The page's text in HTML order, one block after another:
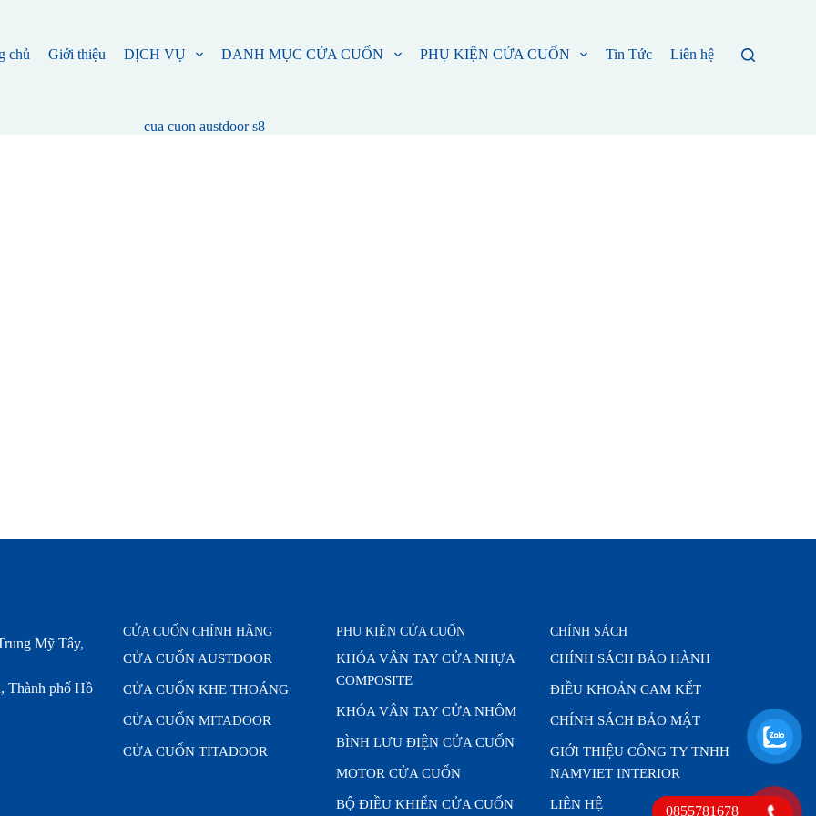
chủ Giới thiệu DỊCH VỤ DANH MỤC CỬA CUỐN PHỤ KIỆN CỬA CUỐN Tin Tức Liên hệ
cua cuon austdoor s8
Mỹ Tây,
Thành phố Hồ
CỬA CUỐN CHÍNH HÃNG
CỬA CUỐN AUSTDOOR
CỬA CUỐN KHE THOÁNG
CỬA CUỐN MITADOOR
CỬA CUỐN TITADOOR
PHỤ KIỆN CỬA CUỐN
KHÓA VÂN TAY CỬA NHỰA
COMPOSITE
KHÓA VÂN TAY CỬA NHÔM
BÌNH LƯU ĐIỆN CỬA CUỐN
MOTOR CỬA CUỐN
BỘ ĐIỀU KHIỂN CỬA CUỐN
CHÍNH SÁCH
CHÍNH SÁCH BẢO HÀNH
ĐIỀU KHOẢN CAM KẾT
CHÍNH SÁCH BẢO MẬT
GIỚI THIỆU CÔNG TY TNHH
NAMVIET INTERIOR
LIÊN HỆ 0855781678